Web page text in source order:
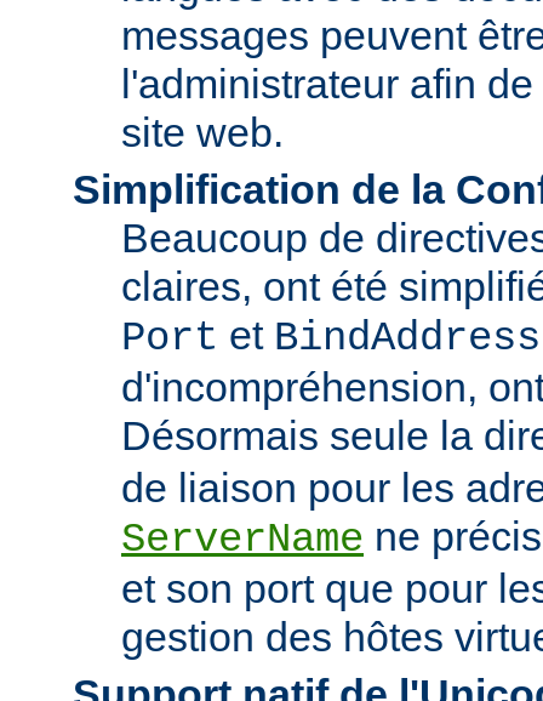
messages peuvent
l'administrateur afin
site web.
Simplification de la
Beaucoup de
claires, ont été
Port et BindAddress
d'incompréhension,
Désormais seule la
de liaison pour les
ServerName ne
et son port que pour
gestion des hôtes